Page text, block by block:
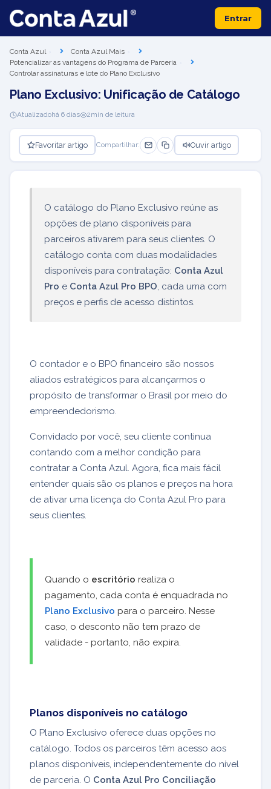
Entrar
Conta Azul
Conta Azul Mais
Potencializar as vantagens do Programa de Parceria
Controlar assinaturas e lote do Plano Exclusivo
Plano Exclusivo: Unificação de Catálogo
Atualizadohá 6 dias 2min de leitura
Favoritar artigo Compartilhar: Ouvir artigo
O catálogo do Plano Exclusivo reúne as
opções de plano disponíveis para
parceiros ativarem para seus clientes. O
catálogo conta com duas modalidades
disponíveis para contratação: Conta Azul
Pro e Conta Azul Pro BPO, cada uma com
preços e perfis de acesso distintos.
O contador e o BPO financeiro são nossos
aliados estratégicos para alcançarmos o
propósito de transformar o Brasil por meio do
empreendedorismo.
Convidado por você, seu cliente continua
contando com a melhor condição para
contratar a Conta Azul. Agora, fica mais fácil
entender quais são os planos e preços na hora
de ativar uma licença do Conta Azul Pro para
seus clientes.
Quando o escritório realiza o
pagamento, cada conta é enquadrada no
Plano Exclusivo para o parceiro. Nesse
caso, o desconto não tem prazo de
validade - portanto, não expira.
Planos disponíveis no catálogo
O Plano Exclusivo oferece duas opções no
catálogo. Todos os parceiros têm acesso aos
planos disponíveis, independentemente do nível
de parceria. O Conta Azul Pro Conciliação